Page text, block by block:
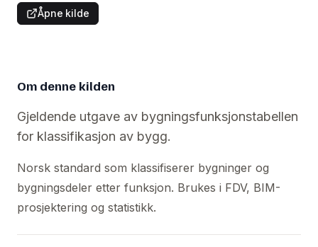
Åpne kilde
Om denne kilden
Gjeldende utgave av bygningsfunksjonstabellen
for klassifikasjon av bygg.
Norsk standard som klassifiserer bygninger og
bygningsdeler etter funksjon. Brukes i FDV, BIM-
prosjektering og statistikk.